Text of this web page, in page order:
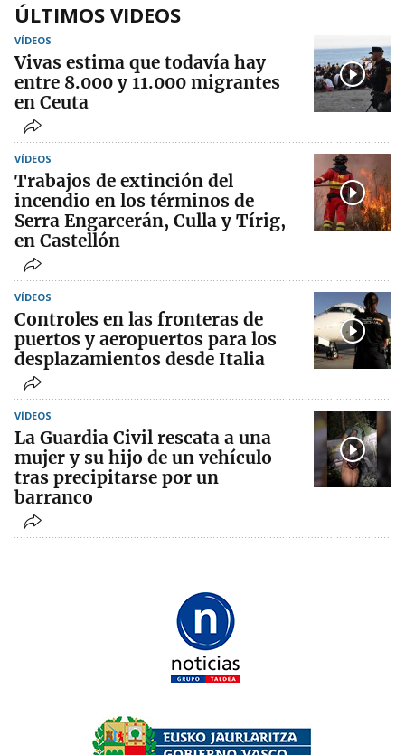
ÚLTIMOS VIDEOS
VÍDEOS
Vivas estima que todavía hay
entre 8.000 y 11.000 migrantes
en Ceuta
VÍDEOS
Trabajos de extinción del
incendio en los términos de
Serra Engarcerán, Culla y Tírig,
en Castellón
VÍDEOS
Controles en las fronteras de
puertos y aeropuertos para los
desplazamientos desde Italia
VÍDEOS
La Guardia Civil rescata a una
mujer y su hijo de un vehículo
tras precipitarse por un
barranco